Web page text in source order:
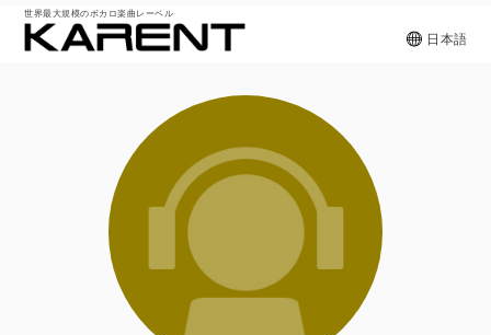
世界最大規模のボカロ楽曲レーベル
日本語